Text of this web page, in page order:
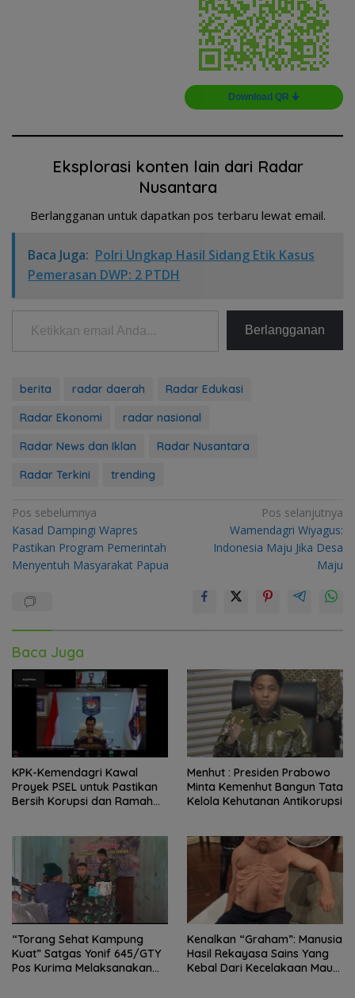
Download QR 🠋
Eksplorasi konten lain dari Radar
Nusantara
Berlangganan untuk dapatkan pos terbaru lewat email.
Baca Juga: Polri Ungkap Hasil Sidang Etik Kasus
Pemerasan DWP: 2 PTDH
Ketikkan email Anda...
Berlangganan
berita radar daerah
Radar Edukasi
Radar Ekonomi
radar nasional
Radar News dan Iklan
Radar Nusantara
Radar Terkini
trending
Navigasi
pos
Pos sebelumnya
Kasad Dampingi Wapres
Pastikan Program Pemerintah
Menyentuh Masyarakat Papua
Pos selanjutnya
Wamendagri Wiyagus:
Indonesia Maju Jika Desa
Maju
Baca Juga
KPK-Kemendagri Kawal
Proyek PSEL untuk Pastikan
Bersih Korupsi dan Ramah
Menhut : Presiden Prabowo
Minta Kemenhut Bangun Tata
Kelola Kehutanan Antikorupsi
“Torang Sehat Kampung
Kuat” Satgas Yonif 645/GTY
Pos Kurima Melaksanakan
Kenalkan “Graham”: Manusia
Hasil Rekayasa Sains Yang
Kebal Dari Kecelakaan Maut